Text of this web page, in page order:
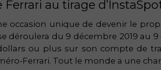
Ferrari au tirage
occasion unique de devenir le
déroulera du 9 décembre 2019 au
ou plus sur son compte de
Ferrari. Tout le monde a une